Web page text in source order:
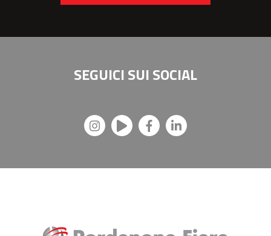
SEGUICI SUISOCIAL